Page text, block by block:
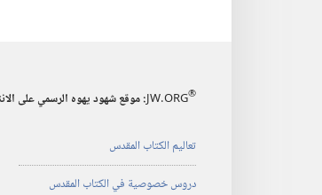
JW.ORG® :‏ موقع شهود يهوه الرسمي على
تعاليم الكتاب المقدس
دروس خصوصية في الكتاب المقدس